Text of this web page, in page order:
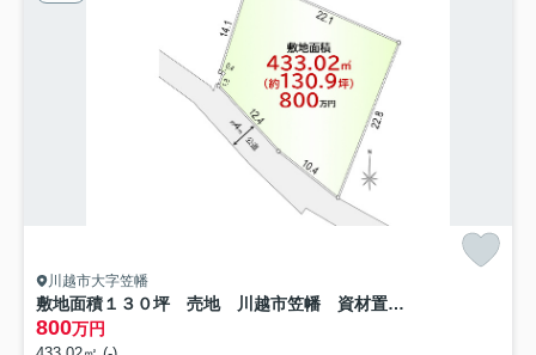
川越市大字笠幡
敷地面積１３０坪 売地 川越市笠幡 資材置場他
800万円